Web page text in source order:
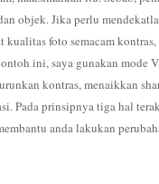
objek. Jika perlu
kualitas foto semacam kontras,
ini, saya gunakan mode
kontras, menaikkan
Pada prinsipnya tiga hal
anda lakukan